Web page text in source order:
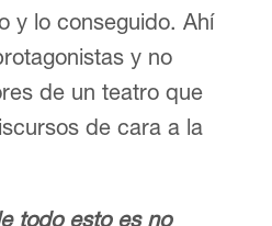
y lo conseguido. Ahí
y no
de un teatro que
de cara a la
todo esto es no